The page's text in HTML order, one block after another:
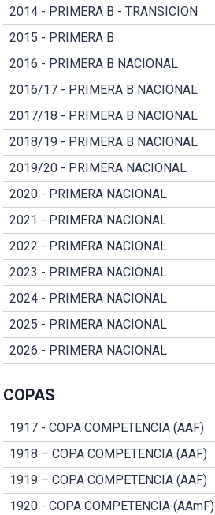
2014 - PRIMERA B - TRANSICION
2015 - PRIMERA B
2016 - PRIMERA B NACIONAL
2016/17 - PRIMERA B NACIONAL
2017/18 - PRIMERA B NACIONAL
2018/19 - PRIMERA B NACIONAL
2019/20 - PRIMERA NACIONAL
2020 - PRIMERA NACIONAL
2021 - PRIMERA NACIONAL
2022 - PRIMERA NACIONAL
2023 - PRIMERA NACIONAL
2024 - PRIMERA NACIONAL
2025 - PRIMERA NACIONAL
2026 - PRIMERA NACIONAL
COPAS
1917 - COPA COMPETENCIA (AAF)
1918 – COPA COMPETENCIA (AAF)
1919 – COPA COMPETENCIA (AAF)
1920 - COPA COMPETENCIA (AAmF)